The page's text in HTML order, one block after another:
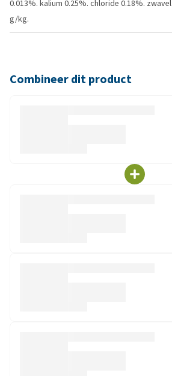
0.013%. kalium 0.25%. chloride 0.18%.
g/kg.
Combineer dit product